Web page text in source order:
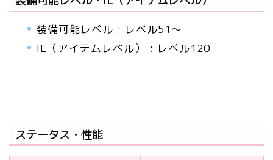
装備可能レベル : レベル51～
IL（アイテムレベル） : レベル120
ステータス・性能